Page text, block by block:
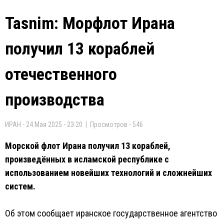
Tasnim: Морфлот Ирана
получил 13 кораблей
отечественного
производства
ИРАН - 24 Мая 2025 - 23:20 | Просмотров - 546
Морской флот Ирана получил 13 кораблей,
произведённых в исламской республике с
использованием новейших технологий и сложнейших
систем.
Об этом сообщает иранское государственное агентство